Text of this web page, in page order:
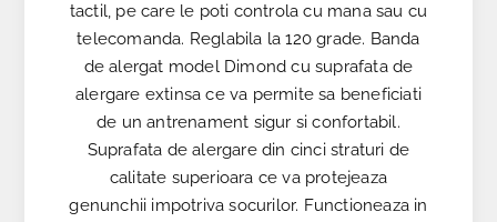
tactil, pe care le poti controla cu mana sau cu
telecomanda. Reglabila la 120 grade. Banda
de alergat model Dimond cu suprafata de
alergare extinsa ce va permite sa beneficiati
de un antrenament sigur si confortabil.
Suprafata de alergare din cinci straturi de
calitate superioara ce va protejeaza
genunchii impotriva socurilor. Functioneaza in